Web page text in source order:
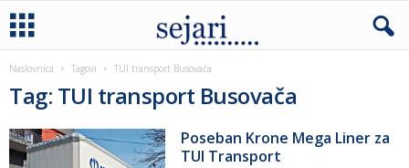
Naslovnica Tagovi TUI transport Busovača
Tag: TUI transport Busovača
Poseban Krone Mega Liner za
TUI Transport